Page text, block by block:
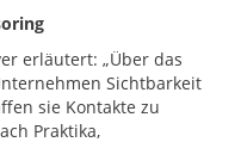
erläutert: „Über das
Sichtbarkeit
sie Kontakte zu
Praktika,